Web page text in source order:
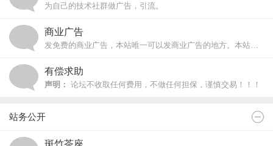
为自己的技术社群做广告，引流。
商业广告
发免费的商业广告，本站唯一可以发商业广告的地方。本站不收取任何费用。禁止重复发广告，广告内容有更新请直接更新帖子。
有偿求助
声明： 论坛不收取任何费用，不做任何担保，谨慎交易！！！
站务公开
斑竹茶座